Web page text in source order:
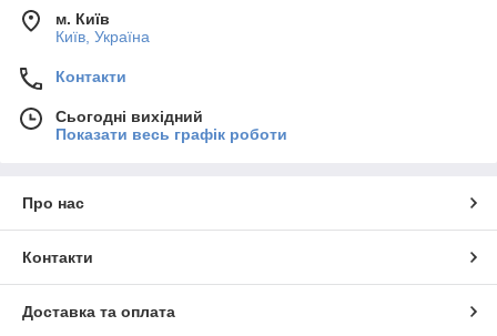
м. Київ
Київ, Україна
Контакти
Сьогодні вихідний
Показати весь графік роботи
Про нас
Контакти
Доставка та оплата